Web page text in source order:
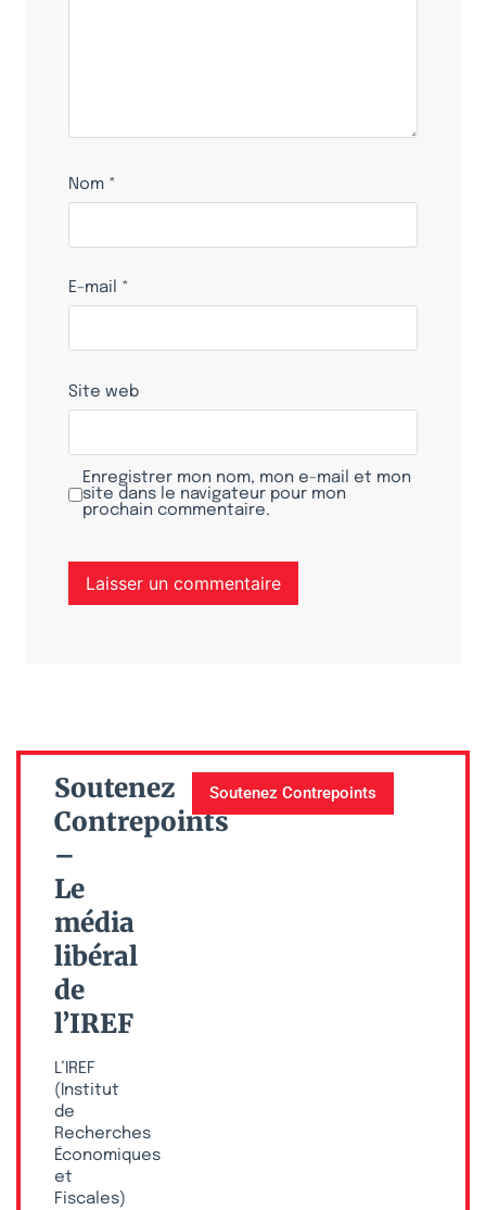
Nom *
E-mail *
Site web
Enregistrer mon nom, mon e-mail et mon
site dans le navigateur pour mon
prochain commentaire.
Soutenez
Contrepoints
–
Le
média
libéral
de
l’IREF
L’IREF
(Institut
de
Recherches
Économiques
et
Fiscales)
Soutenez Contrepoints